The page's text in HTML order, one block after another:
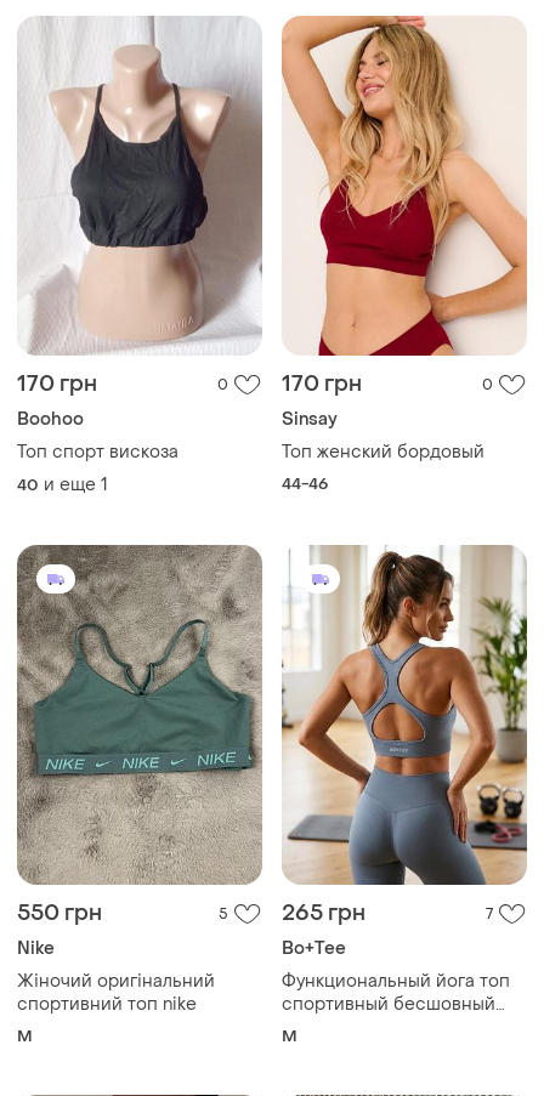
170 грн 0
Boohoo
Топ спорт вискоза
40 и еще 1
170 грн 0
Sinsay
Топ женский бордовый
44-46
550 грн 5
Nike
Жіночий оригінальний
спортивний топ nike
M
265 грн 7
Bo+Tee
Функциональный йога топ
спортивный бесшовный
бюстгальтер топик bo+tee с
M